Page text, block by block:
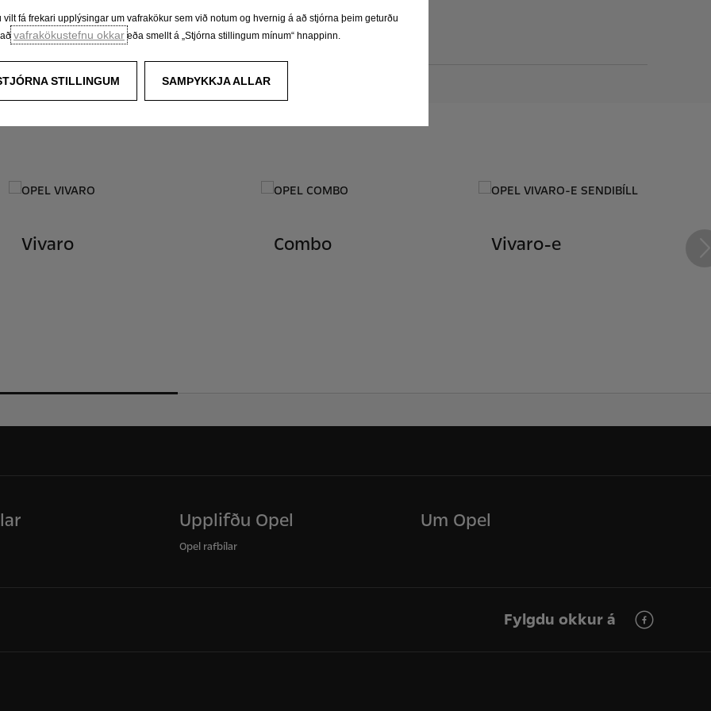
hér fyrir neðan til að skoða sendibílana frá Opel betur ⬇️
Vivaro Combo Vivaro-e
Upplifðu Opel
Opel rafbílar
Um Opel
Fylgdu okkur á
vilt fá frekari upplýsingar um vafrakökur sem við notum og hvernig á að stjórna þeim geturðu
vafrakökustefnu okkar eða smellt á „Stjórna stillingum mínum“ hnappinn.
STJÓRNA STILLINGUM SAMÞYKKJA ALLAR